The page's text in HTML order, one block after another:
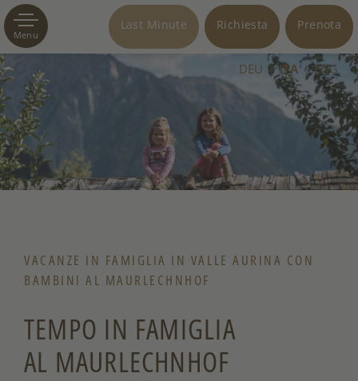
Menu
Prenota
Richiesta
Last Minute
DEU ITA ENG
VACANZE IN FAMIGLIA IN VALLE AURINA CON
BAMBINI AL MAURLECHNHOF
TEMPO IN FAMIGLIA
AL MAURLECHNHOF